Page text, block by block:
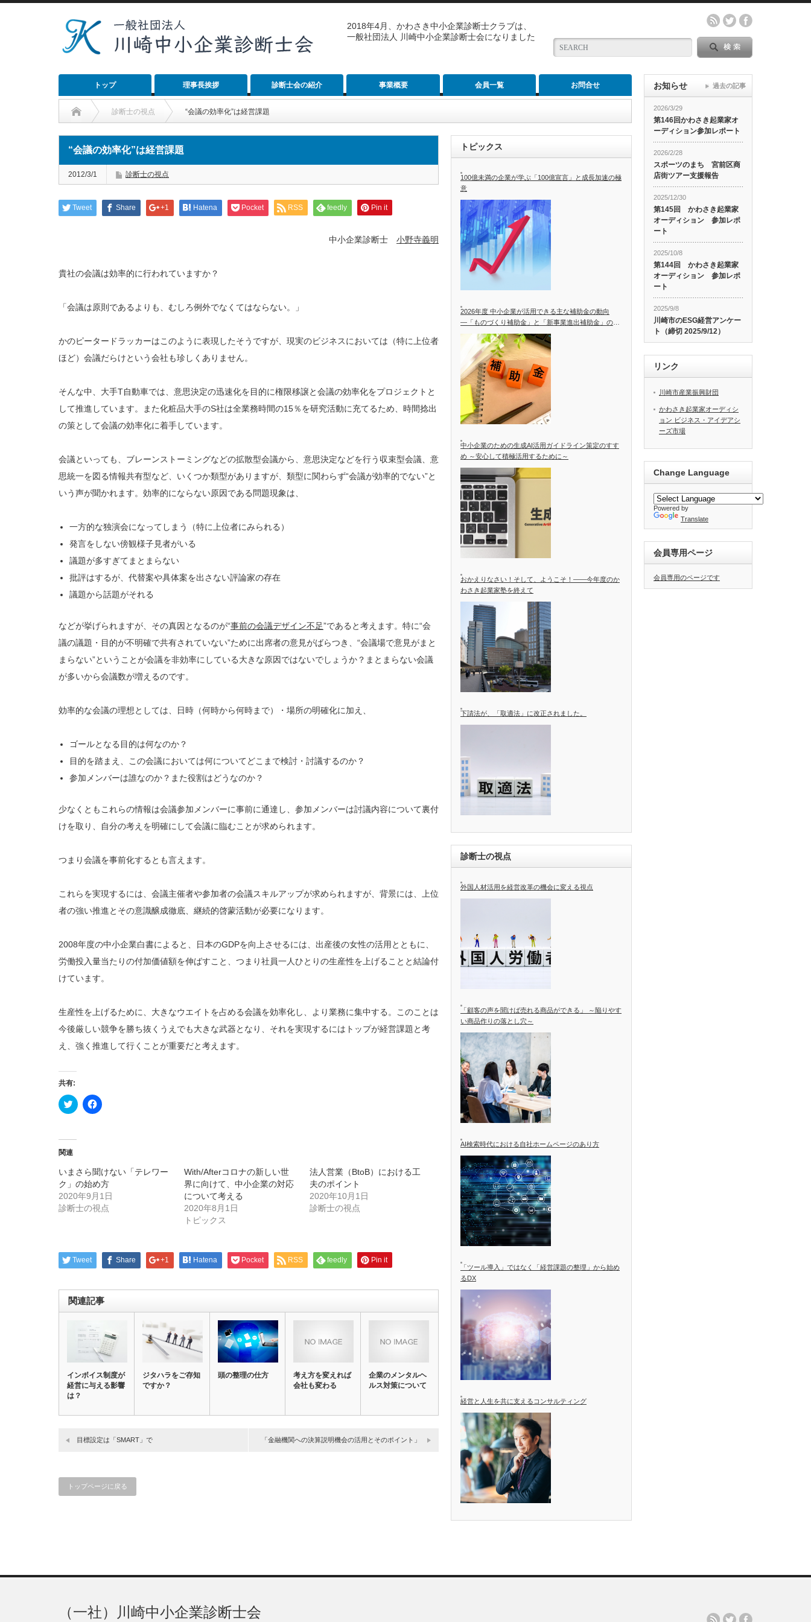
2018年4月、かわさき中小企業診断士クラブは、
一般社団法人 川崎中小企業診断士会になりました
トップ 理事長挨拶 診断士会の紹介 事業概要 会員一覧 お問合せ
診断士の視点 “会議の効率化”は経営課題
“会議の効率化”は経営課題
2012/3/1 診断士の視点
Tweet Share +1 Hatena Pocket RSS feedly Pin it
中小企業診断士 小野寺義明
貴社の会議は効率的に行われていますか？
「会議は原則であるよりも、むしろ例外でなくてはならない。」
かのピータードラッカーはこのように表現したそうですが、現実のビジネスにおいては（特に上位者
ほど）会議だらけという会社も珍しくありません。
そんな中、大手T自動車では、意思決定の迅速化を目的に権限移譲と会議の効率化をプロジェクトと
して推進しています。また化粧品大手のS社は全業務時間の15％を研究活動に充てるため、時間捻出
の策として会議の効率化に着手しています。
会議といっても、ブレーンストーミングなどの拡散型会議から、意思決定などを行う収束型会議、意
思統一を図る情報共有型など、いくつか類型がありますが、類型に関わらず“会議が効率的でない”と
いう声が聞かれます。効率的にならない原因である問題現象は、
一方的な独演会になってしまう（特に上位者にみられる）
発言をしない傍観様子見者がいる
議題が多すぎてまとまらない
批評はするが、代替案や具体案を出さない評論家の存在
議題から話題がそれる
などが挙げられますが、その真因となるのが“事前の会議デザイン不足”であると考えます。特に“会
議の議題・目的が不明確で共有されていない”ために出席者の意見がばらつき、“会議場で意見がまと
まらない”ということが会議を非効率にしている大きな原因ではないでしょうか？まとまらない会議
が多いから会議数が増えるのです。
効率的な会議の理想としては、日時（何時から何時まで）・場所の明確化に加え、
ゴールとなる目的は何なのか？
目的を踏まえ、この会議においては何についてどこまで検討・討議するのか？
参加メンバーは誰なのか？また役割はどうなのか？
少なくともこれらの情報は会議参加メンバーに事前に通達し、参加メンバーは討議内容について裏付
けを取り、自分の考えを明確にして会議に臨むことが求められます。
つまり会議を事前化するとも言えます。
これらを実現するには、会議主催者や参加者の会議スキルアップが求められますが、背景には、上位
者の強い推進とその意識醸成徹底、継続的啓蒙活動が必要になります。
2008年度の中小企業白書によると、日本のGDPを向上させるには、出産後の女性の活用とともに、
労働投入量当たりの付加価値額を伸ばすこと、つまり社員一人ひとりの生産性を上げることと結論付
けています。
生産性を上げるために、大きなウエイトを占める会議を効率化し、より業務に集中する。このことは
今後厳しい競争を勝ち抜くうえでも大きな武器となり、それを実現するにはトップが経営課題と考
え、強く推進して行くことが重要だと考えます。
共有:
ク
リ
て
有
(新
し
い
ウ
ィ
開
き
ま
Facebook
で
ク
リ
ッ
ク
し
て
く
し
ウ
ド
ウ
で
開
す)
関連
いまさら聞けない「テレワー
ク」の始め方
2020年9月1日
診断士の視点
With/Afterコロナの新しい世
界に向けて、中小企業の対応
について考える
2020年8月1日
トピックス
法人営業（BtoB）における工
夫のポイント
2020年10月1日
診断士の視点
Tweet Share +1 Hatena Pocket RSS feedly Pin it
関連記事
インボイス制度が
経営に与える影響
は？
ジタハラをご存知
ですか？
頭の整理の仕方
考え方を変えれば
会社も変わる
企業のメンタルヘ
ルス対策について
目標設定は「SMART」で 「金融機関への決算説明機会の活用とそのポイント」
トップページに戻る
トピックス
100億未満の企業が学ぶ「100億宣言」と成長加速の極
意
2026年度 中小企業が活用できる主な補助金の動向
―「ものづくり補助金」と「新事業進出補助金」の統
合を中心に―
中小企業のための生成AI活用ガイドライン策定のすす
め ～安心して積極活用するために～
おかえりなさい！そして、ようこそ！――今年度のか
わさき起業家塾を終えて
下請法が、「取適法」に改正されました。
診断士の視点
外国人材活用を経営改革の機会に変える視点
「顧客の声を聞けば売れる商品ができる」 ～陥りやす
い商品作りの落とし穴～
AI検索時代における自社ホームページのあり方
「ツール導入」ではなく「経営課題の整理」から始め
るDX
経営と人生を共に支えるコンサルティング
お知らせ
2026/3/29
第146回かわさき起業家オ
ーディション参加レポート
2026/2/28
スポーツのまち 宮前区商
店街ツアー支援報告
2025/12/30
第145回 かわさき起業家
オーディション 参加レポ
ート
2025/10/8
第144回 かわさき起業家
オーディション 参加レポ
ート
2025/9/8
川崎市のESG経営アンケー
ト（締切 2025/9/12）
過去の記事
リンク
川崎市産業振興財団
かわさき起業家オーディシ
ョン ビジネス・アイデアシ
ーズ市場
Change Language
Powered by
Translate
会員専用ページ
会員専用のページです
（一社）川崎中小企業診断士会